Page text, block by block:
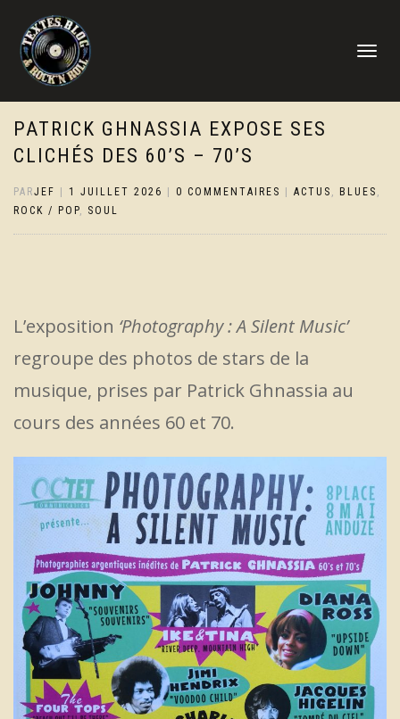
DÉPLIER
PATRICK GHNASSIA EXPOSE SES
CLICHÉS DES 60’S – 70’S
PARJEF 1 JUILLET 2026 0 COMMENTAIRES ACTUS , BLUES ,
ROCK / POP, SOUL
L’exposition ‘Photography : A Silent Music’
regroupe des photos de stars de la
musique, prises par Patrick Ghnassia au
cours des années 60 et 70.